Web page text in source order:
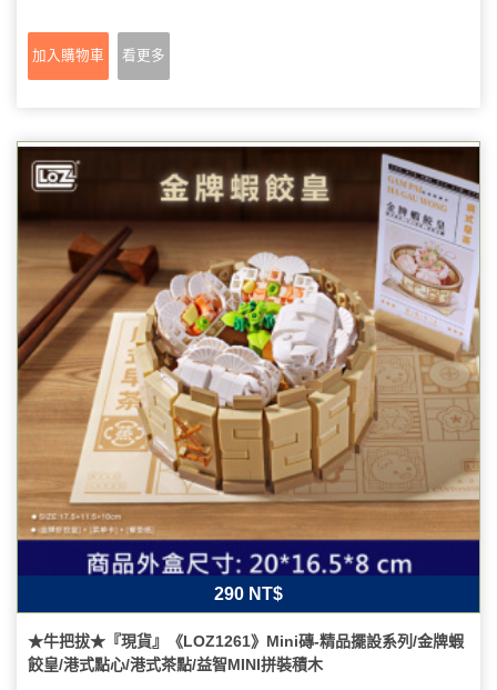
加入購物車 看更多
290 NT$
★牛把拔★『現貨』《LOZ1261》Mini磚-精品擺設系列/金牌蝦
餃皇/港式點心/港式茶點/益智MINI拼裝積木